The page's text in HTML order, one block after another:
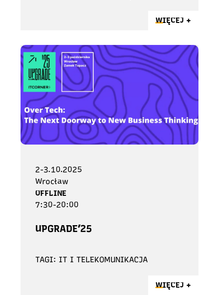
WIĘCEJ +
2-3.10.2025
Wrocław
OFFLINE
7:30-20:00
UPGRADE’25
TAGI: IT I TELEKOMUNIKACJA
WIĘCEJ +